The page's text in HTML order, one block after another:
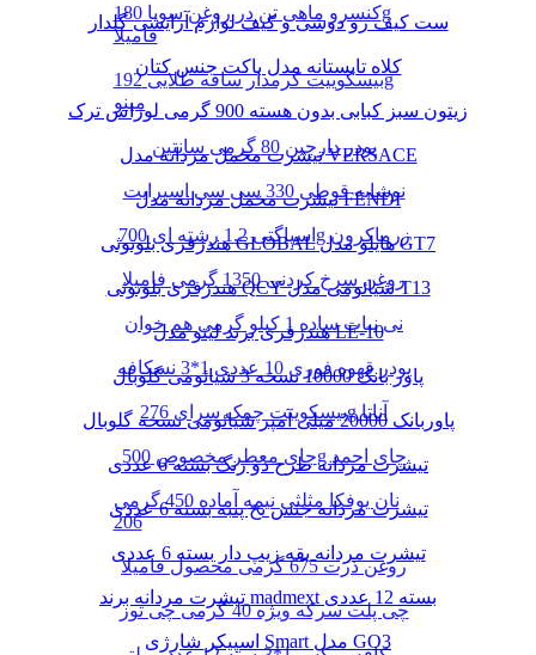
کنسرو ماهی تن در روغن سویا 180g
فامیلا
بیسکوییت کرمدار ساقه طلایی 192g
مینو
پودر دارچین 80 گرمی سانتین
نوشابه قوطی 330 سی سی اسپرایت
اسپاگتی 1.2 رشته ای 700g زرماکرون
روغن سرخ کردنی 1350 گرمی فامیلا
نی نبات ساده 1 کیلو گرمی هم خوان
پودر قهوه فوری 10 عددی 1*3 نسکافه
بیسکوییت چمک سرای 276g آناتا
چای معطر مخصوص 500g چای احمد
نان یوفکا مثلثی نیمه آماده 450 گرمی
206
روغن ذرت 675 گرمی محصول فامیلا
چی پلت سرکه ویژه 40 گرمی چی توز
ست کیف رو دوشی و کیف لوازم آرایشی گلدار
کلاه تابستانه مدل باکت جنس کتان
زیتون سبز کبابی بدون هسته 900 گرمی لوراس ترک
تیشرت مخمل مردانه مدل VERSACE
تیشرت مخمل مردانه مدل FENDI
هندزفری بلوتوثی GLOBAL هایلو مدل GT7
هندزفری بلوتوثی QCY شیائومی مدل T13
هندزفری برند لیتو مدل LE-10
پاور بانک 10000 نسخه 3 شیائومی گلوبال
پاوربانک 20000 میلی آمپر شیائومی نسخه گلوبال
تیشرت مردانه طرح دو رنگ بسته 6 عددی
تیشرت مردانه جنس نخ پنبه بسته 6 عددی
تیشرت مردانه یقه زیپ دار بسته 6 عددی
تیشرت مردانه برند madmext بسته 12 عددی
اسپیکر شارژی Smart مدل GO3